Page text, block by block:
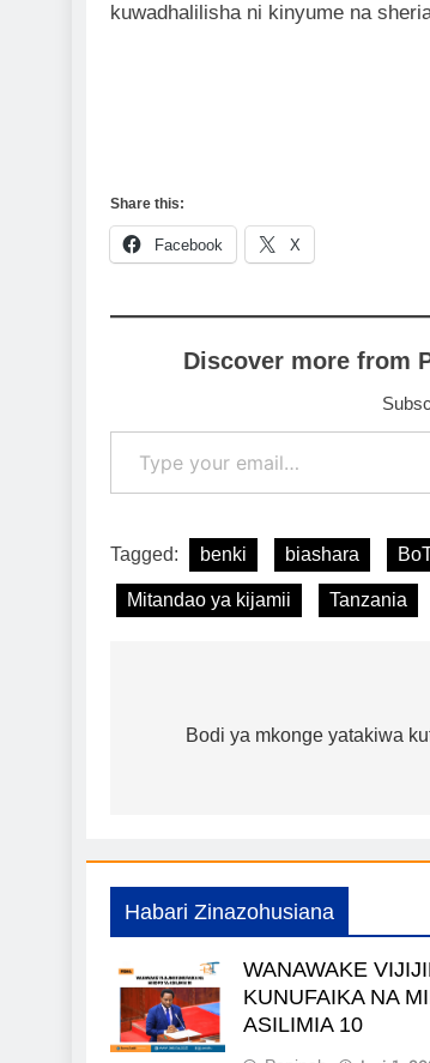
kuwadhalilisha ni kinyume na
Share this:
Facebook X
Discover more from
Type your email…
Tagged: benki biashara
Mitandao ya kijamii Tanzania
Bodi ya mkonge yatakiwa
Habari Zinazohusiana
WANAWAKE
KUNUFAIKA NA
ASILIMIA 10